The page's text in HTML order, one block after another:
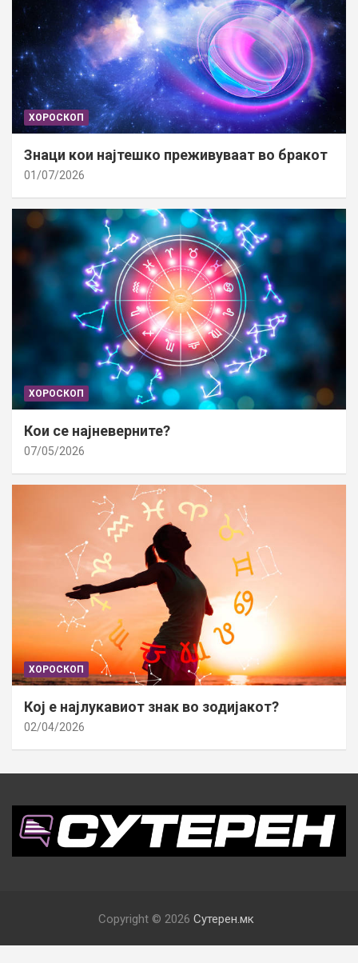
ХОРОСКОП
Знаци кои најтешко преживуваат во бракот
01/07/2026
ХОРОСКОП
Кои се најневерните?
07/05/2026
ХОРОСКОП
Кој е најлукавиот знак во зодијакот?
02/04/2026
Copyright © 2026 Сутерен.мк